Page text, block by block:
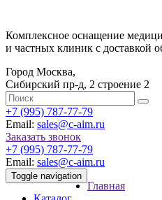
Комплексное оснащение
и частных клиник с доставкой
Город Москва,
Сибирский пр-д, 2 строение 2
‎+7 (995) 787-77-79
Email: sales@c-aim.ru
Заказать звонок
‎+7 (995) 787-77-79
Email: sales@c-aim.ru
Toggle navigation
Главная